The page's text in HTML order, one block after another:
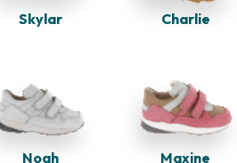
Skylar Charlie
Noah Maxine